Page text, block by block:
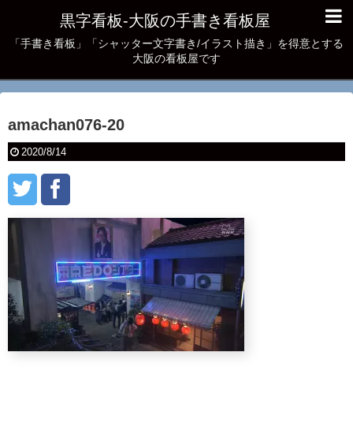
黒字看板‐大阪の手書き看板屋
「手書き看板」「シャッター文字書き/イラスト描き」を得意とする
大阪の看板屋です
amachan076-20
2020/8/14